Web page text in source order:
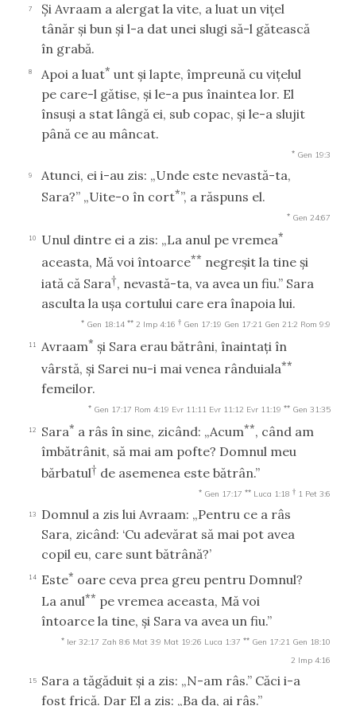
7
Şi Avraam a alergat la vite, a luat un viţel
tânăr şi bun şi l-a dat unei slugi să-l gătească
în grabă.
8 Apoi a luat* unt şi lapte, împreună cu viţelul
pe care-l gătise, şi le-a pus înaintea lor. El
însuşi a stat lângă ei, sub copac, şi le-a slujit
până ce au mâncat.
* Gen 19:3
9
Atunci, ei i-au zis: „Unde este nevastă-ta,
Sara?” „Uite-o în cort*”, a răspuns el.
* Gen 24:67
10 Unul dintre ei a zis: „La anul pe vremea*
aceasta, Mă voi întoarce** negreşit la tine şi
iată că Sara†, nevastă-ta, va avea un fiu.” Sara
asculta la uşa cortului care era înapoia lui.
* Gen 18:14 ** 2 Imp 4:16 † Gen 17:19 Gen 17:21 Gen 21:2 Rom 9:9
11 Avraam* şi Sara erau bătrâni, înaintaţi în
vârstă, şi Sarei nu-i mai venea rânduiala**
femeilor.
* Gen 17:17 Rom 4:19 Evr 11:11 Evr 11:12 Evr 11:19 ** Gen 31:35
12 Sara* a râs în sine, zicând: „Acum**, când am
îmbătrânit, să mai am pofte? Domnul meu
bărbatul† de asemenea este bătrân.”
* Gen 17:17 ** Luca 1:18 † 1 Pet 3:6
13
Domnul a zis lui Avraam: „Pentru ce a râs
Sara, zicând: ‘Cu adevărat să mai pot avea
copil eu, care sunt bătrână?’
14 Este* oare ceva prea greu pentru Domnul?
La anul** pe vremea aceasta, Mă voi
întoarce la tine, şi Sara va avea un fiu.”
* Ier 32:17 Zah 8:6 Mat 3:9 Mat 19:26 Luca 1:37 ** Gen 17:21 Gen 18:10
2 Imp 4:16
15
Sara a tăgăduit şi a zis: „N-am râs.” Căci i-a
fost frică. Dar El a zis: „Ba da, ai râs.”